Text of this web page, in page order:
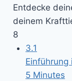
Entdecke
deinem
8
3.1
Einführung
5 Minutes